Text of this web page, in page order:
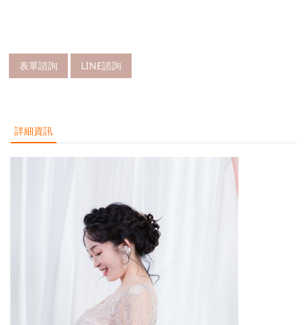
表單諮詢 LINE諮詢
詳細資訊